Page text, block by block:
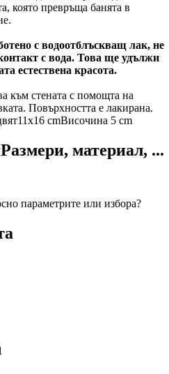
която превръща банята в
с водоотблъскващ лак, не
с вода. Това ще удължи
естествена красота.
към стената с помощта на
Повърхността е лакирана.
11x16 cmВисочина 5 cm
Размери, материал, ...
параметрите или избора?